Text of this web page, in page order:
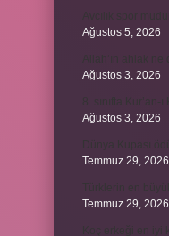
Ağustos 5, 2026
Ağustos 3, 2026
Ağustos 3, 2026
Temmuz 29, 2026
Temmuz 29, 2026